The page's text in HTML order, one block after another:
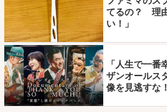
てるの？ 理
い！」
「人生で一
ザンオールス
像を見逃すな！